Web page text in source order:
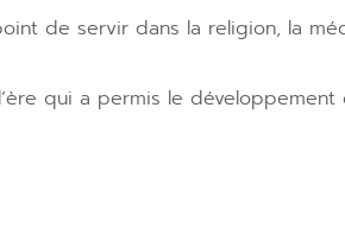
de servir dans la religion, la
qui a permis le développement